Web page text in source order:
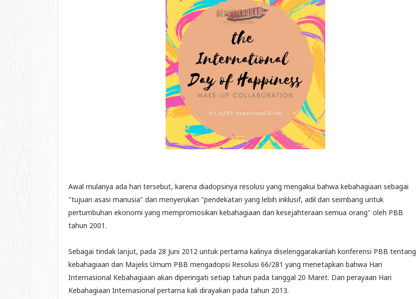
Awal mulanya ada hari tersebut, karena diadopsinya resolusi yang mengakui bahwa kebahagiaan sebagai
"tujuan asasi manusia" dan menyerukan "pendekatan yang lebih inklusif, adil dan seimbang untuk
pertumbuhan ekonomi yang mempromosikan kebahagiaan dan kesejahteraan semua orang" oleh PBB
tahun 2001.
Sebagai tindak lanjut, pada 28 Juni 2012 untuk pertama kalinya diselenggarakanlah konferensi PBB tentang
kebahagiaan dan Majelis Umum PBB mengadopsi Resolusi 66/281 yang menetapkan bahwa Hari
Internasional Kebahagiaan akan diperingati setiap tahun pada tanggal 20 Maret. Dan perayaan Hari
Kebahagiaan Internasional pertama kali dirayakan pada tahun 2013.